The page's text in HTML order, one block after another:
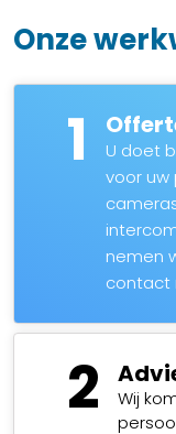
Onze
1
U doet
voor uw
nemen
contact
2
Wij